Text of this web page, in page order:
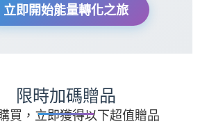
立即開始能量轉化之旅
限時加碼贈品
買，立即獲得以下超值贈品